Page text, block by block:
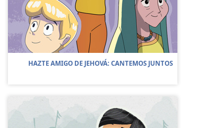
HAZTE AMIGO DE JEHOVÁ: CANTEMOS JUNTOS